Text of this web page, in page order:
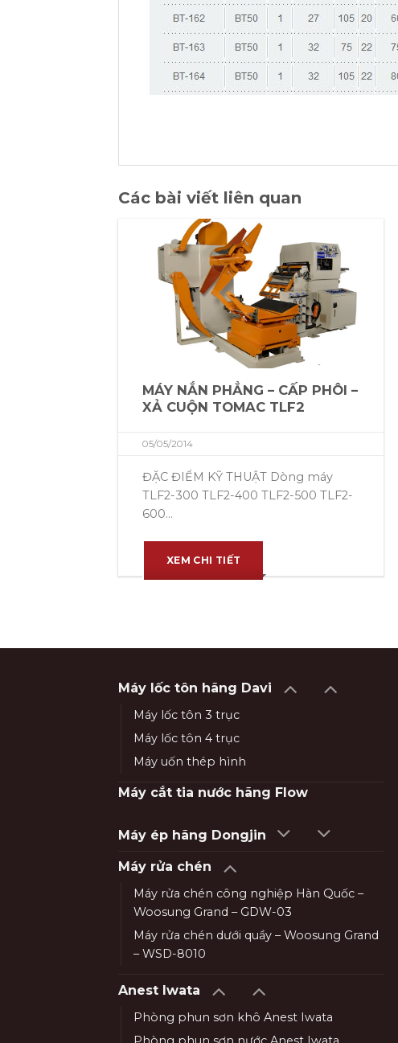
Các bài viết liên quan
MÁY NẮN PHẲNG – CẤP PHÔI –
XẢ CUỘN TOMAC TLF2
05/05/2014
ĐẶC ĐIỂM KỸ THUẬT Dòng máy
TLF2-300 TLF2-400 TLF2-500 TLF2-
600...
XEM CHI TIẾT
Máy lốc tôn hãng Davi
Máy lốc tôn 3 trục
Máy lốc tôn 4 trục
Máy uốn thép hình
Máy cắt tia nước hãng Flow
Máy ép hãng Dongjin
Máy rửa chén
Máy rửa chén công nghiệp Hàn Quốc –
Woosung Grand – GDW-03
Máy rửa chén dưới quầy – Woosung Grand
– WSD-8010
Anest Iwata
Phòng phun sơn khô Anest Iwata